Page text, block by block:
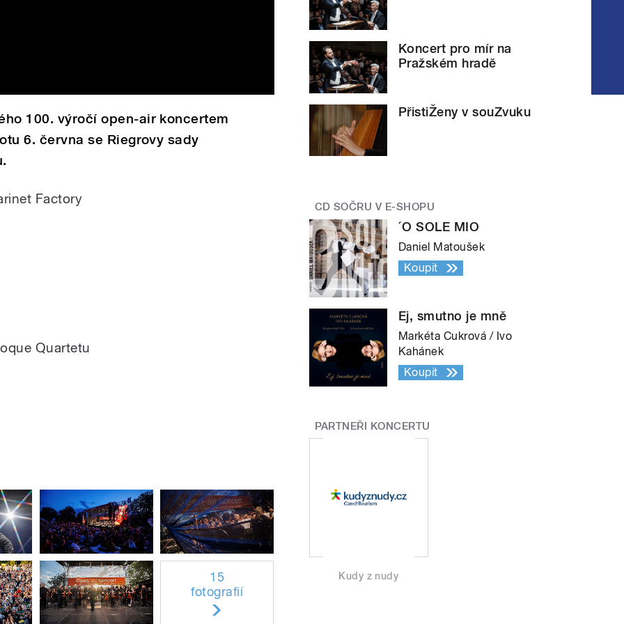
100. výročí open-air koncertem
6. června se Riegrovy sady
Factory
Quartetu
15
fotografií
Koncert pro mír na
Pražském hradě
PřistiŽeny v souZvuku
CD SOČRU V E-SHOPU
´O SOLE MIO
Daniel Matoušek
Koupit
Ej, smutno je mně
Markéta Cukrová / Ivo
Kahánek
Koupit
PARTNEŘI KONCERTU
Kudy z nudy